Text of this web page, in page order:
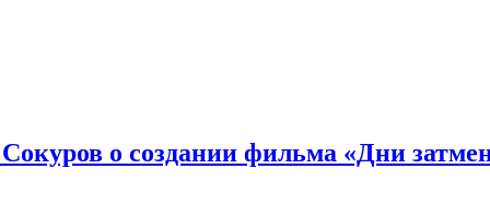
о создании фильма «Дни